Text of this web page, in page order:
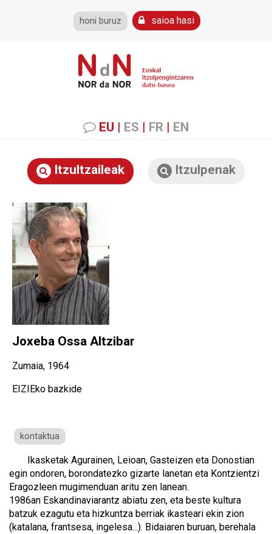
honi buruz saioa hasi
EU | ES | FR | EN
Itzultzaileak Itzulpenak
Joxeba Ossa Altzibar
Zumaia, 1964
EIZIEko bazkide
kontaktua
Ikasketak Agurainen, Leioan, Gasteizen eta Donostian
egin ondoren, borondatezko gizarte lanetan eta Kontzientzi
Eragozleen mugimenduan aritu zen lanean.
1986an Eskandinaviarantz abiatu zen, eta beste kultura
batzuk ezagutu eta hizkuntza berriak ikasteari ekin zion
(katalana, frantsesa, ingelesa...). Bidaiaren buruan, berehala